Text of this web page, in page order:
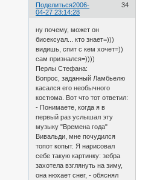
Поделиться 34
2006-
04-27 23:14:28
ну почему, может он
бисексуал... кто знает=)))
видишь, спит с кем хочет=))
сам признался=))))
Перлы Стефана:
Вопрос, заданный Ламбьелю
касался его необычного
костюма. Вот что тот ответил:
- Понимаете, когда я в
первый раз услышал эту
музыку "Времена года"
Вивальди, мне почудился
топот копыт. Я нарисовал
себе такую картинку: зебра
захотела взглянуть на зиму,
она нюхает снег, - обяснял